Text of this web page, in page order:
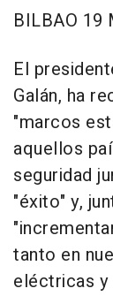
BILBAO 19
El
Galán, ha
"marcos
aquellos
seguridad
"éxito" y,
tanto en
eléctricas y